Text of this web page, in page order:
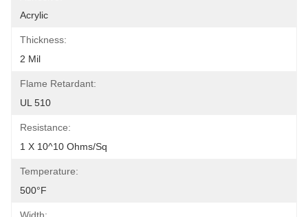
Acrylic
Thickness:
2 Mil
Flame Retardant:
UL 510
Resistance:
1 X 10^10 Ohms/sq
Temperature:
500°F